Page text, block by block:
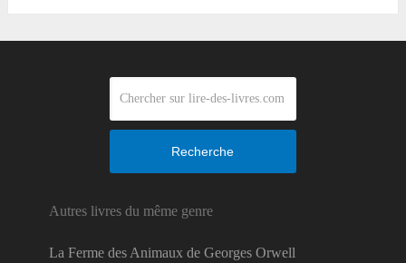
Recherche
Autres livres du même genre
La Ferme des Animaux de Georges Orwell